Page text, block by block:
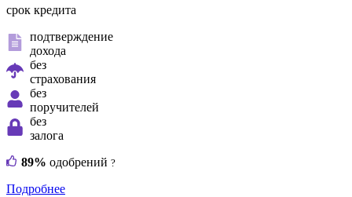
срок кредита
подтверждение
дохода
без
страхования
без
поручителей
без
залога
89% одобрений ?
Подробнее